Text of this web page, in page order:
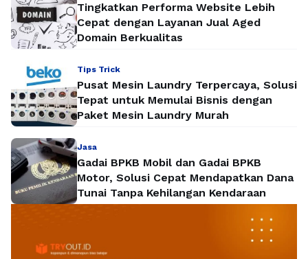
Tingkatkan Performa Website Lebih
Cepat dengan Layanan Jual Aged
Domain Berkualitas
Tips Trick
Pusat Mesin Laundry Terpercaya, Solusi
Tepat untuk Memulai Bisnis dengan
Paket Mesin Laundry Murah
Jasa
Gadai BPKB Mobil dan Gadai BPKB
Motor, Solusi Cepat Mendapatkan Dana
Tunai Tanpa Kehilangan Kendaraan